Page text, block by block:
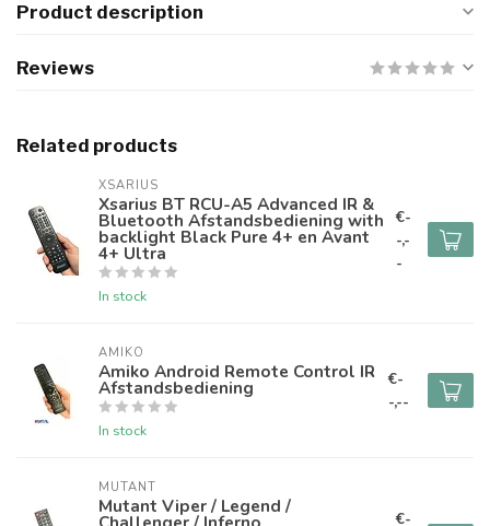
Product description
Reviews
Related products
XSARIUS
Xsarius BT RCU-A5 Advanced IR &
Bluetooth Afstandsbediening with
backlight Black Pure 4+ en Avant
4+ Ultra
In stock
€-
-,-
-
AMIKO
Amiko Android Remote Control IR
Afstandsbediening
In stock
€-
-,--
MUTANT
Mutant Viper / Legend /
€-